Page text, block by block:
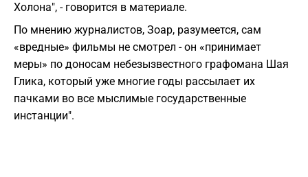
Холона", - говорится в материале.
По мнению журналистов, Зоар, разумеется, сам
«вредные» фильмы не смотрел - он «принимает
меры» по доносам небезызвестного графомана Шая
Глика, который уже многие годы рассылает их
пачками во все мыслимые государственные
инстанции".